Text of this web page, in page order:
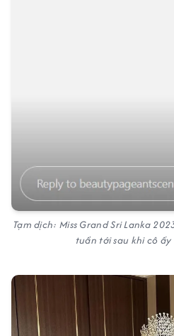
Tạm dịch: Miss Grand Sri Lanka
tuần tới sau khi cô